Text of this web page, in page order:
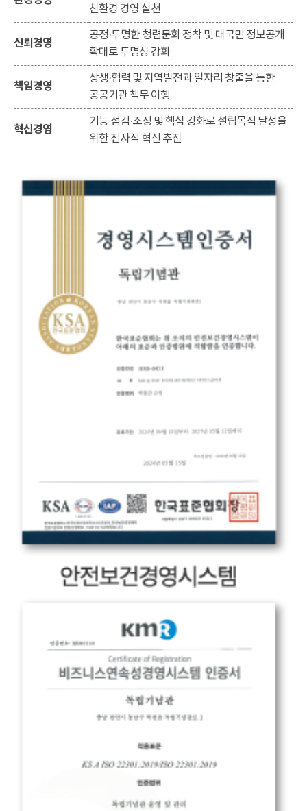
친환경 경영 실천
신뢰경영
공정·투명한 청렴문화 정착 및 대국민 정보공개
확대로 투명성 강화
책임경영
상생·협력 및 지역발전과 일자리 창출을 통한
공공기관 책무 이행
혁신경영
기능 점검·조정 및 핵심 강화로 설립목적 달성을
위한 전사적 혁신 추진